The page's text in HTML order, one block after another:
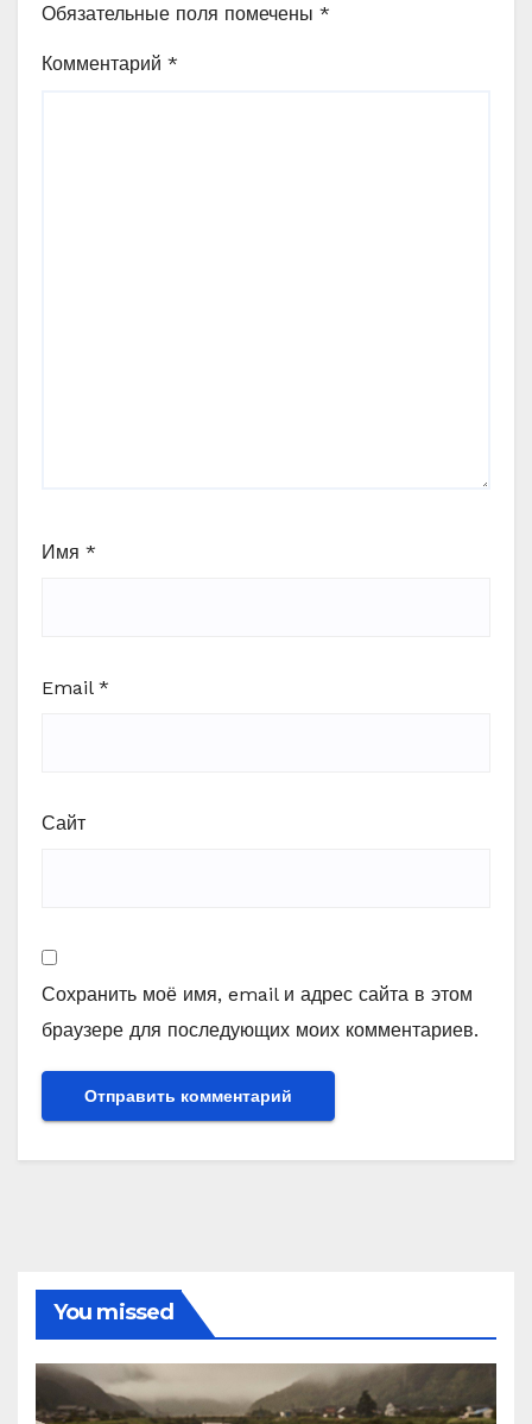
Обязательные поля помечены *
Комментарий *
Имя *
Email *
Сайт
Сохранить моё имя, email и адрес сайта в этом
браузере для последующих моих комментариев.
You missed